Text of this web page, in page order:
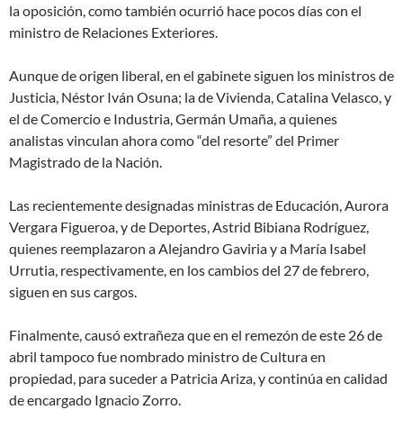
la oposición, como también ocurrió hace pocos días con el
ministro de Relaciones Exteriores.
Aunque de origen liberal, en el gabinete siguen los ministros de
Justicia, Néstor Iván Osuna; la de Vivienda, Catalina Velasco, y
el de Comercio e Industria, Germán Umaña, a quienes
analistas vinculan ahora como “del resorte” del Primer
Magistrado de la Nación.
Las recientemente designadas ministras de Educación, Aurora
Vergara Figueroa, y de Deportes, Astrid Bibiana Rodríguez,
quienes reemplazaron a Alejandro Gaviria y a María Isabel
Urrutia, respectivamente, en los cambios del 27 de febrero,
siguen en sus cargos.
Finalmente, causó extrañeza que en el remezón de este 26 de
abril tampoco fue nombrado ministro de Cultura en
propiedad, para suceder a Patricia Ariza, y continúa en calidad
de encargado Ignacio Zorro.